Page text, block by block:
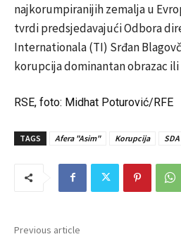
najkorumpiranijih zemalja u
tvrdi predsjedavajući Odbora
Internationala (TI) Srđan
korupcija dominantan obrazac ili
RSE, foto: Midhat Poturović/RFE
TAGS Afera "Asim" Korupcija SDA
Previous article